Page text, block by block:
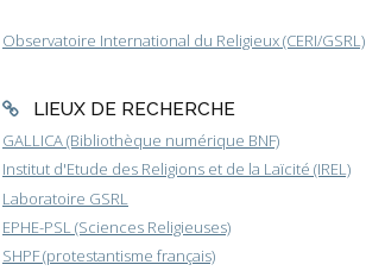
Observatoire International du Religieux (CERI/GSRL)
LIEUX DE RECHERCHE
GALLICA (Bibliothèque numérique BNF)
Institut d'Etude des Religions et de la Laïcité (IREL)
Laboratoire GSRL
EPHE-PSL (Sciences Religieuses)
SHPF (protestantisme français)